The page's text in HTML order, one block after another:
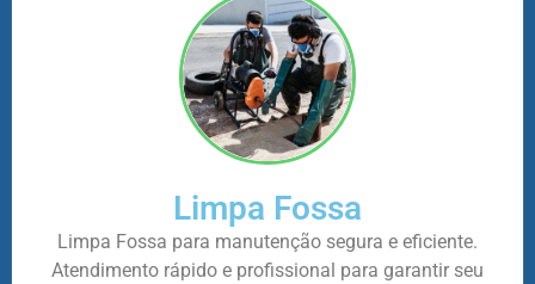
Limpa Fossa
Limpa Fossa para manutenção segura e eficiente.
Atendimento rápido e profissional para garantir seu